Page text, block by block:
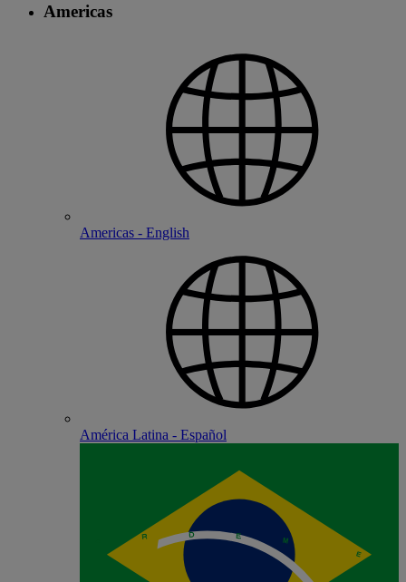
Americas
Americas - English
América Latina - Español